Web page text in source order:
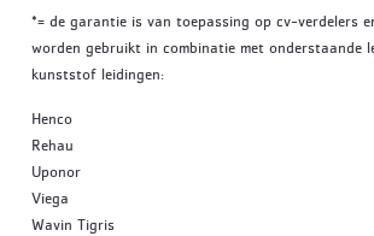
*= de garantie is van toepassing op cv-verdelers
worden gebruikt in combinatie met onderstaande
kunststof leidingen:
Henco
Rehau
Uponor
Viega
Wavin Tigris